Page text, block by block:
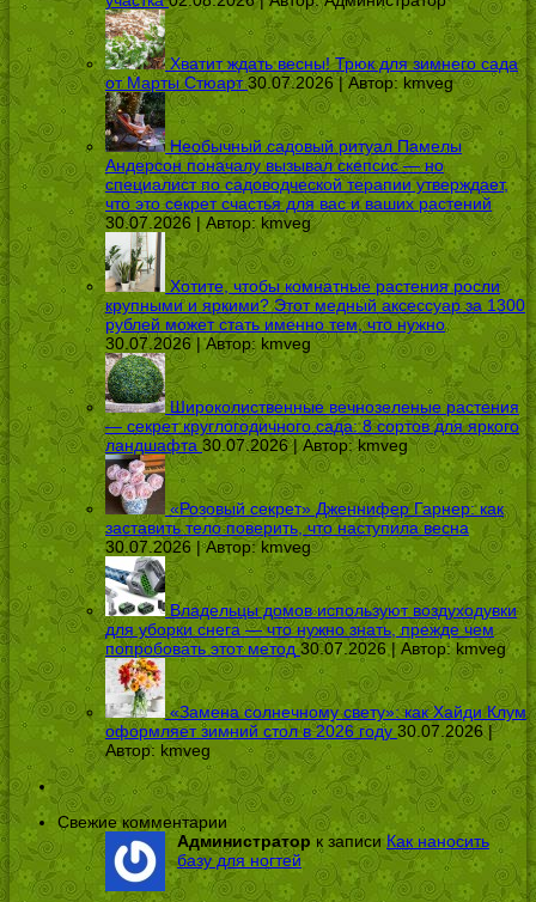
Хватит ждать весны! Трюк для зимнего сада
от Марты Стюарт 30.07.2026 | Автор:kmveg
Необычный садовый ритуал Памелы
Андерсон поначалу вызывал скепсис — но
специалист по садоводческой терапии утверждает,
что это секрет счастья для вас и ваших растений
30.07.2026 | Автор: kmveg
Хотите, чтобы комнатные растения росли
крупными и яркими? Этот медный аксессуар за 1300
рублей может стать именно тем, что нужно
30.07.2026 | Автор: kmveg
Широколиственные вечнозеленые растения
— секрет круглогодичного сада: 8 сортов для яркого
ландшафта 30.07.2026 | Автор:kmveg
«Розовый секрет» Дженнифер Гарнер: как
заставить тело поверить, что наступила весна
30.07.2026 | Автор:kmveg
Владельцы домов используют воздуходувки
для уборки снега — что нужно знать, прежде чем
попробовать этот метод 30.07.2026 | Автор:kmveg
«Замена солнечному свету»: как Хайди Клум
оформляет зимний стол в 2026 году 30.07.2026 |
Автор: kmveg
Свежие комментарии
Администраторк записиКак наносить
базу для ногтей